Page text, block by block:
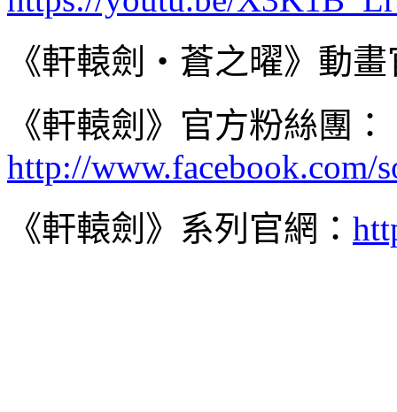
《軒轅劍‧蒼之曜》動
《軒轅劍》官方粉絲團：
http://www.facebook.com/
《軒轅劍》系列官網：